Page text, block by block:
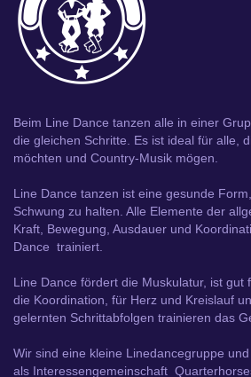
Beim Line Dance tanzen alle in einer
die gleichen Schritte. Es ist ideal für alle,
möchten und Country-Musik mögen.
Line Dance tanzen ist eine gesunde
Schwung zu halten. Alle Elemente der
Kraft, Bewegung, Ausdauer und
Dance trainiert.
Line Dance fördert die Muskulatur, ist gut
die Koordination, für Herz und Kreislauf
gelernten Schrittabfolgen trainieren das
Wir sind eine kleine Linedancegruppe
als Interessengemeinschaft